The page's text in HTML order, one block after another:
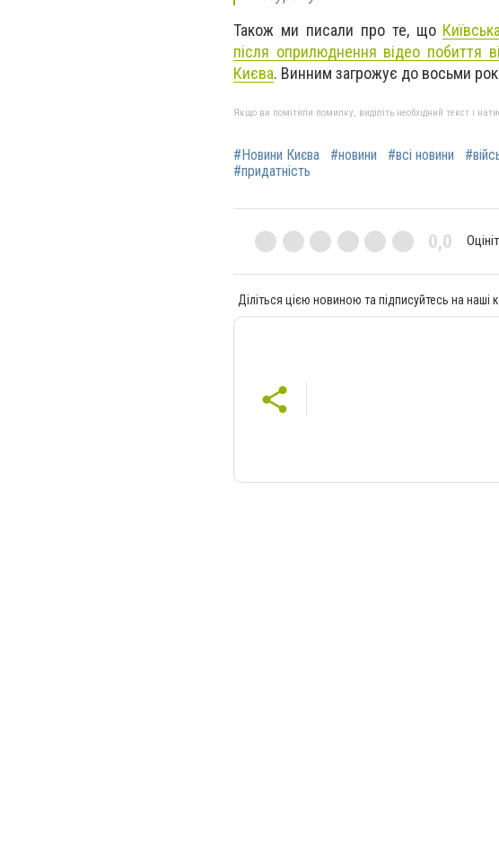
Також ми писали про те, що
після оприлюднення відео побиття
Києва. Винним загрожує до восьми
Якщо ви помітили помилку, виділіть необхідний текст і
#Новини Києва #новини #всі новини
#придатність
0,0
Діліться цією новиною та підписуйтесь на наші